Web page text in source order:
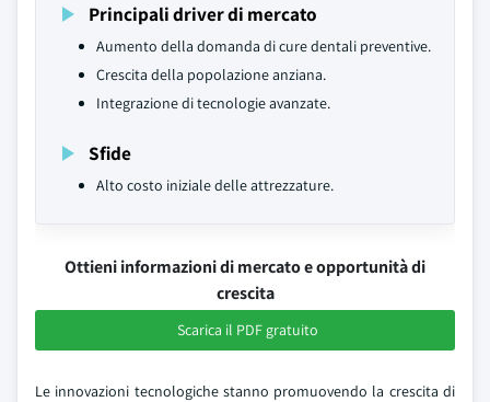
Principali driver di mercato
Aumento della domanda di cure dentali preventive.
Crescita della popolazione anziana.
Integrazione di tecnologie avanzate.
Sfide
Alto costo iniziale delle attrezzature.
Ottieni informazioni di mercato e opportunità di
crescita
Scarica il PDF gratuito
Le innovazioni tecnologiche stanno promuovendo la crescita di